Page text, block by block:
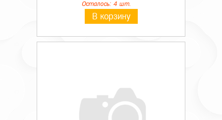
Осталось: 4 шт.
В корзину